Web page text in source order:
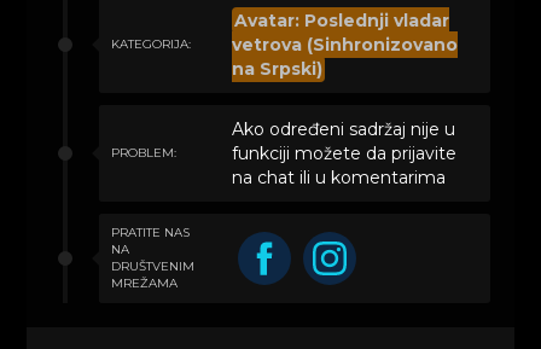
KATEGORIJA:
Avatar: Poslednji vladar
vetrova (Sinhronizovano
na Srpski)
PROBLEM:
Ako određeni sadržaj nije u
funkciji možete da prijavite
na chat ili u komentarima
PRATITE NAS
NA
DRUŠTVENIM
MREŽAMA